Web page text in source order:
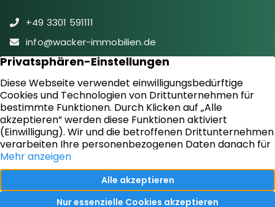
+49 3301 591111
info@wacker-immobilien.de
Folgen Sie uns auf facebook
Immobilien
Downloads
Diensteistungen
Aktuelles
Sie suchen
Kontakt
Impressum
Kundenstimmen
Datenschutz